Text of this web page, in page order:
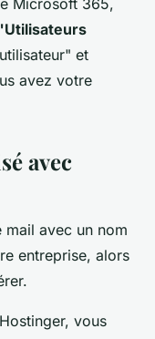
Microsoft 365,
et
avez votre
avec
mail avec un nom
entreprise, alors
vous